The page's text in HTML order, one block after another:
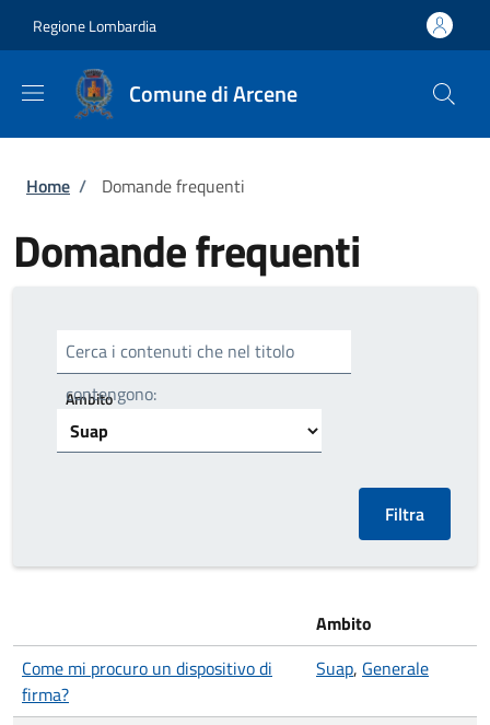
Regione Lombardia
Comune di Arcene
Briciole di pane
Home / Domande frequenti
Domande frequenti
Cerca i contenuti che nel titolo
contengono:
Ambito
Ambito
Come mi procuro un dispositivo di
firma?
Suap, Generale